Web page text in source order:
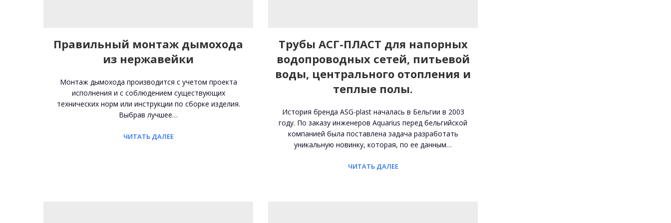
Правильный монтаж дымохода
из нержавейки
Монтаж дымохода производится с учетом проекта
исполнения и с соблюдением существующих
технических норм или инструкции по сборке изделия.
Выбрав лучшее…
ЧИТАТЬ ДАЛЕЕ
Трубы АСГ-ПЛАСТ для напорных
водопроводных сетей, питьевой
воды, центрального отопления и
теплые полы.
История бренда ASG-plast началась в Бельгии в 2003
году. По заказу инженеров Aquarius перед бельгийской
компанией была поставлена ​​задача разработать
уникальную новинку, которая, по ее данным…
ЧИТАТЬ ДАЛЕЕ